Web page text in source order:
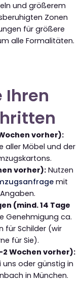
und größerem
Zonen
für größere
alle Formalitäten.
Ihren
vorher):
aller Möbel und der
vorher):Nutzen
mit
(mind. 14 Tage
Genehmigung ca.
für Schilder (wir
für Sie).
Wochen vorher):
uns oder günstig in
in München.